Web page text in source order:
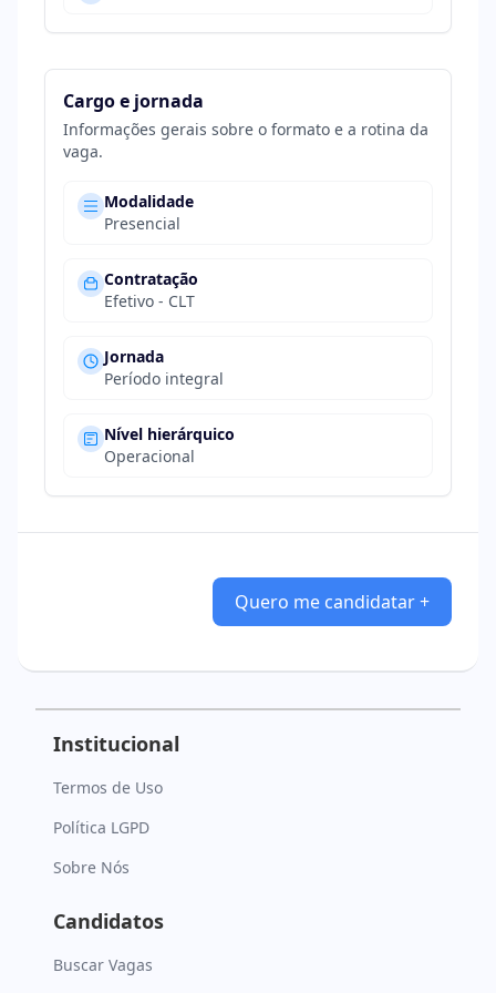
Cargo e jornada
Informações gerais sobre o formato e a rotina da
vaga.
Modalidade
Presencial
Contratação
Efetivo - CLT
Jornada
Período integral
Nível hierárquico
Operacional
Quero me candidatar +
Institucional
Termos de Uso
Política LGPD
Sobre Nós
Candidatos
Buscar Vagas